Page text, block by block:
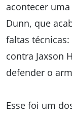
acontecer
Dunn, que
faltas
contra Jaxson
defender o
Esse foi um